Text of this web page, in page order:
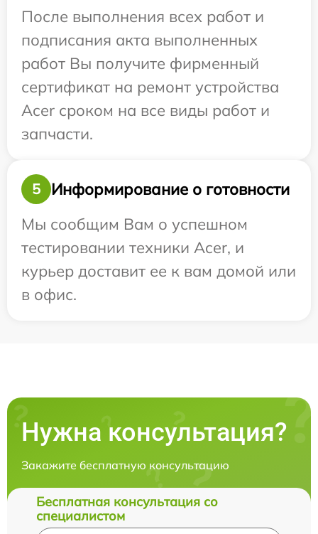
После выполнения всех работ и
подписания акта выполненных
работ Вы получите фирменный
сертификат на ремонт устройства
Acer сроком на все виды работ и
запчасти.
5
Информирование о готовности
Мы сообщим Вам о успешном
тестировании техники Acer, и
курьер доставит ее к вам домой или
в офис.
Нужна консультация?
Закажите бесплатную консультацию
Бесплатная консультация со
специалистом